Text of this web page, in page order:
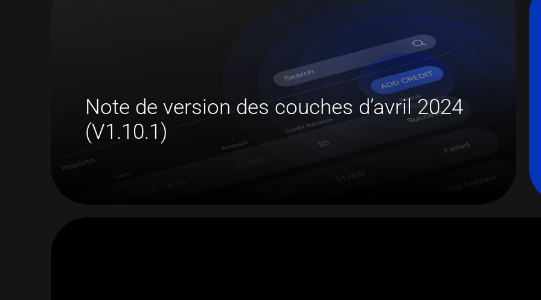
Note de version des couches d’avril 2024
(V1.10.1)